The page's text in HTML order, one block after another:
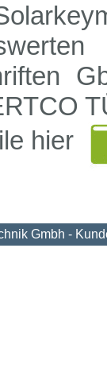
hier
Gmbh -